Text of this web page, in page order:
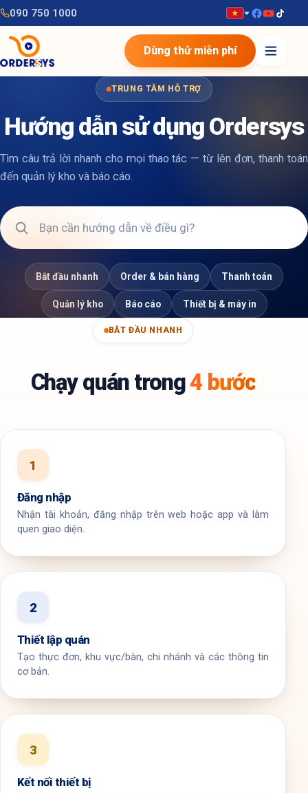
090 750 1000
Dùng thử miễn phí
TRUNG TÂM HỖ TRỢ
Hướng dẫn sử dụng Ordersys
Tìm câu trả lời nhanh cho mọi thao tác — từ lên đơn, thanh toán
đến quản lý kho và báo cáo.
Bắt đầu nhanh Order & bán hàng Thanh toán
Quản lý kho Báo cáo Thiết bị & máy in
BẮT ĐẦU NHANH
Chạy quán trong4 bước
1
Đăng nhập
Nhận tài khoản, đăng nhập trên web hoặc app và làm
quen giao diện.
2
Thiết lập quán
Tạo thực đơn, khu vực/bàn, chi nhánh và các thông tin
cơ bản.
3
Kết nối thiết bị